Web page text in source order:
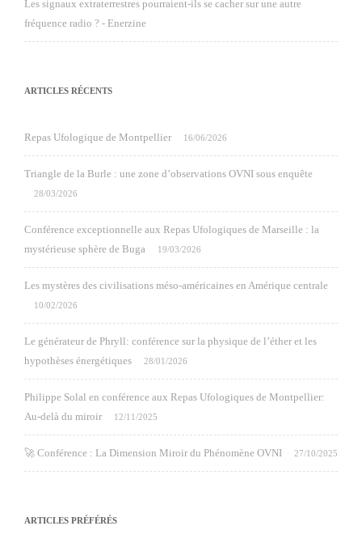
Les signaux extraterrestres pourraient-ils se cacher sur une autre
fréquence radio ? - Enerzine
ARTICLES RÉCENTS
Repas Ufologique de Montpellier 16/06/2026
Triangle de la Burle : une zone d’observations OVNI sous enquête
28/03/2026
Conférence exceptionnelle aux Repas Ufologiques de Marseille : la
mystérieuse sphère de Buga
19/03/2026
Les mystères des civilisations méso-américaines en Amérique centrale
10/02/2026
Le générateur de Phryll: conférence sur la physique de l’éther et les
hypothèses énergétiques
28/01/2026
Philippe Solal en conférence aux Repas Ufologiques de Montpellier:
Au-delà du miroir
12/11/2025
🚀 Conférence : La Dimension Miroir du Phénomène OVNI 27/10/2025
ARTICLES PRÉFÉRÉS